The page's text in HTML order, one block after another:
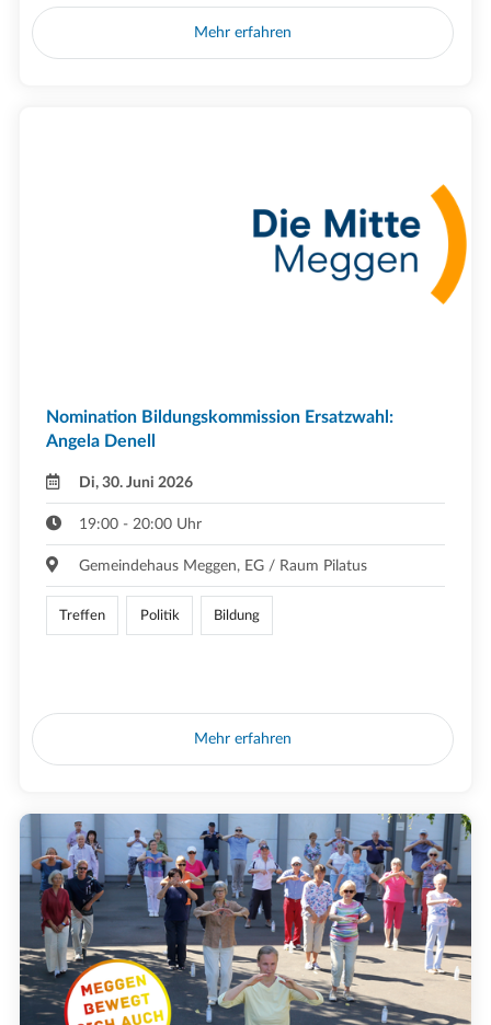
Mehr erfahren
Nomination Bildungskommission Ersatzwahl:
Angela Denell
Di, 30. Juni 2026
19:00 - 20:00 Uhr
Gemeindehaus Meggen, EG / Raum Pilatus
Treffen Politik Bildung
Mehr erfahren